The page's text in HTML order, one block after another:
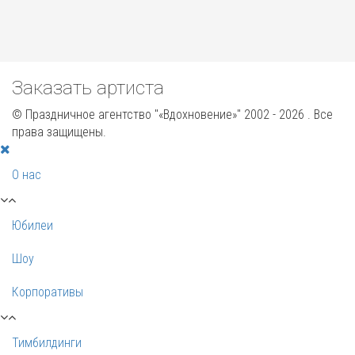
Заказать артиста
© Праздничное агентство "«Вдохновение»" 2002 - 2026 . Все
права защищены.
О нас
Юбилеи
Шоу
Корпоративы
Тимбилдинги